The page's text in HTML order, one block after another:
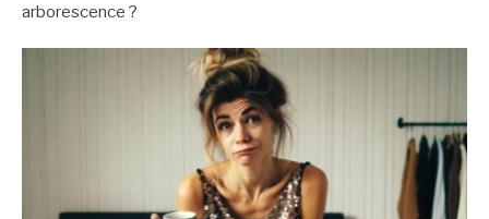
arborescence ?